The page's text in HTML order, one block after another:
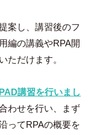
案し、講習後のフ
編の講義やRPA開
ただけます。
講習を行いまし
わせを行い、まず
ってRPAの概要を